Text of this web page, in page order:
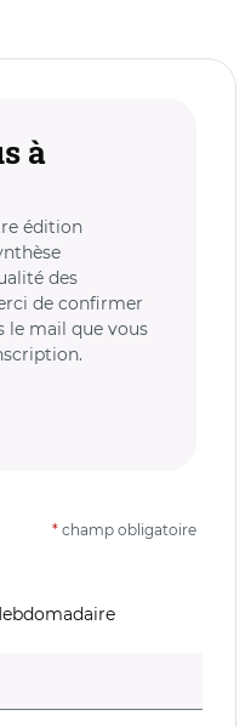
à
édition
des
de confirmer
le mail que vous
* champ obligatoire
obligatoire)